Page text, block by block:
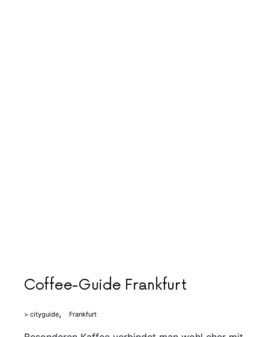
Coffee-Guide Frankfurt
> cityguide Frankfurt